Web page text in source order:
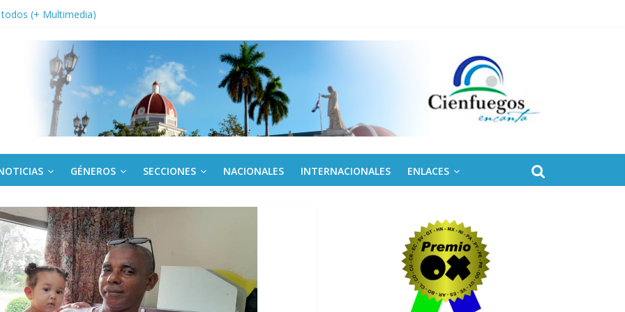
edición semanal en PDF del 7 de agosto
En imágenes la prensa cubana rinde tributo al Comandante (+ Fotos)
brigada chilena viaja a Cuba con donativos por el centenario de Fidel
cien años, cien escuelas
GÉNEROS SECCIONES NACIONALES INTERNACIONALES ENLACES